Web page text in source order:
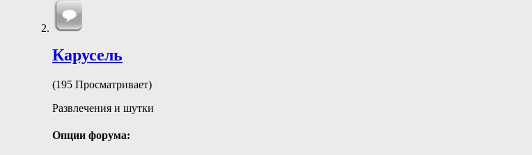
Карусель
(195 Просматривает)
Развлечения и шутки
Опции форума: